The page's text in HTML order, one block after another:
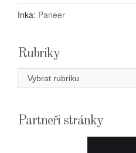
Inka: Paneer
Rubriky
Rubriky
Partneři stránky